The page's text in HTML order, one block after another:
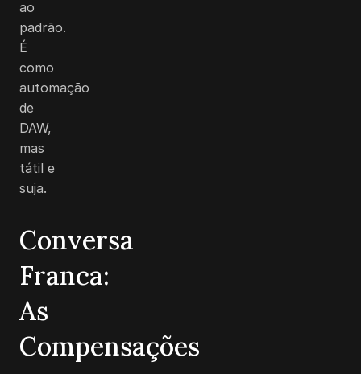
ao
padrão.
É
como
automação
de
DAW,
mas
tátil e
suja.
Conversa
Franca:
As
Compensações